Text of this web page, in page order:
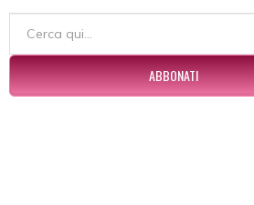
FORM DI RICERCA
ABBONATI